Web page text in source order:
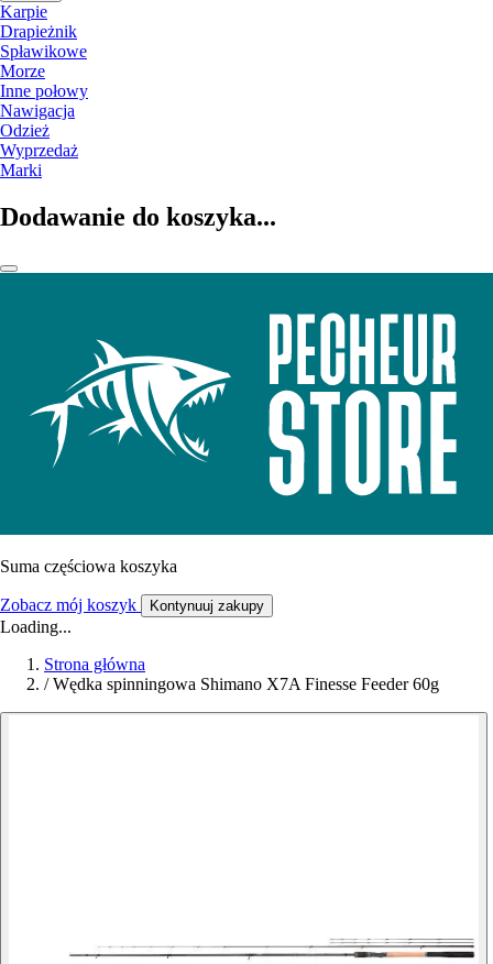
Karpie
Drapieżnik
Spławikowe
Morze
Inne połowy
Nawigacja
Odzież
Wyprzedaż
Marki
Dodawanie do koszyka...
Suma częściowa koszyka
Zobacz mój koszyk Kontynuuj zakupy
Loading...
Strona główna
/ Wędka spinningowa Shimano X7A Finesse Feeder 60g